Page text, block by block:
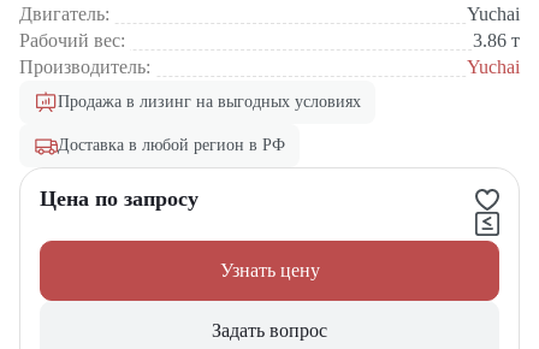
Двигатель:
Yuchai
Рабочий вес:
3.86 т
Производитель:
Yuchai
Продажа в лизинг на выгодных условиях
Доставка в любой регион в РФ
Цена по запросу
Узнать цену
Задать вопрос